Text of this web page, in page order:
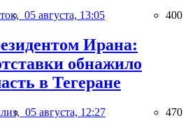
05 августа, 13:05 400
Ирана:
обнажило
в Тегеране
05 августа, 12:27 470